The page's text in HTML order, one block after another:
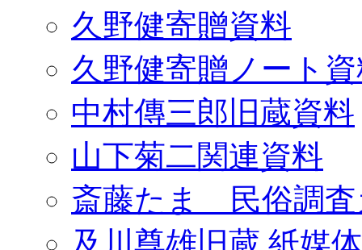
久野健寄贈資料
久野健寄贈ノート
中村傳三郎旧蔵資料
山下菊二関連資料
斎藤たま 民俗調査
及川尊雄旧蔵 紙媒